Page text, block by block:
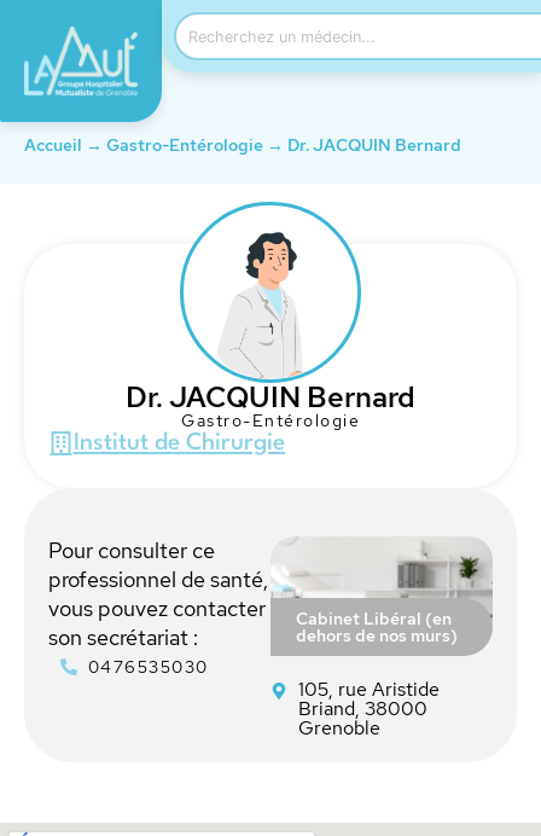
Accueil → Gastro-Entérologie → Dr. JACQUIN Bernard
Dr. JACQUIN Bernard
Gastro-Entérologie
Institut de Chirurgie
Pour consulter ce
professionnel de santé,
vous pouvez contacter
son secrétariat :
0476535030
Cabinet Libéral (en
dehors de nos murs)
105, rue Aristide
Briand, 38000
Grenoble